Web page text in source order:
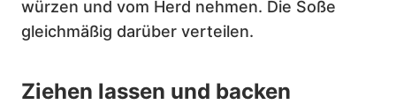
würzen und vom Herd nehmen. Die Soße
gleichmäßig darüber verteilen.
Ziehen lassen und backen